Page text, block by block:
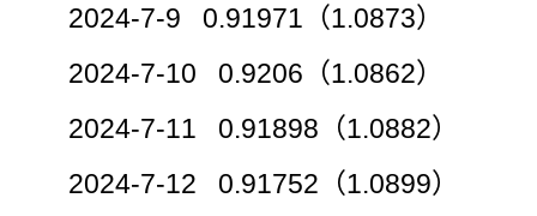
2024-7-9 0.91971（1.0873）
2024-7-10 0.9206（1.0862）
2024-7-11 0.91898（1.0882）
2024-7-12 0.91752（1.0899）